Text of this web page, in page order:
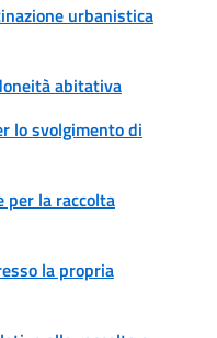
urbanistica
abitativa
lo svolgimento di
per la raccolta
la propria